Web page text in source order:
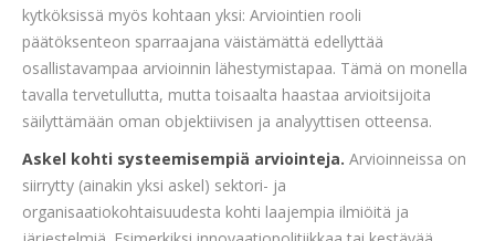
kytköksissä myös kohtaan yksi: Arviointien rooli
päätöksenteon sparraajana väistämättä edellyttää
osallistavampaa arvioinnin lähestymistapaa. Tämä on monella
tavalla tervetullutta, mutta toisaalta haastaa arvioitsijoita
säilyttämään oman objektiivisen ja analyyttisen otteensa.
Askel kohti systeemisempiä arviointeja. Arvioinneissa on
siirrytty (ainakin yksi askel) sektori- ja
organisaatiokohtaisuudesta kohti laajempia ilmiöitä ja